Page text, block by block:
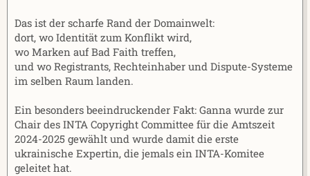
Das ist der scharfe Rand der Domainwelt:
dort, wo Identität zum Konflikt wird,
wo Marken auf Bad Faith treffen,
und wo Registrants, Rechteinhaber und Dispute-Systeme
im selben Raum landen.
Ein besonders beeindruckender Fakt: Ganna wurde zur
Chair des INTA Copyright Committee für die Amtszeit
2024-2025 gewählt und wurde damit die erste
ukrainische Expertin, die jemals ein INTA-Komitee
geleitet hat.